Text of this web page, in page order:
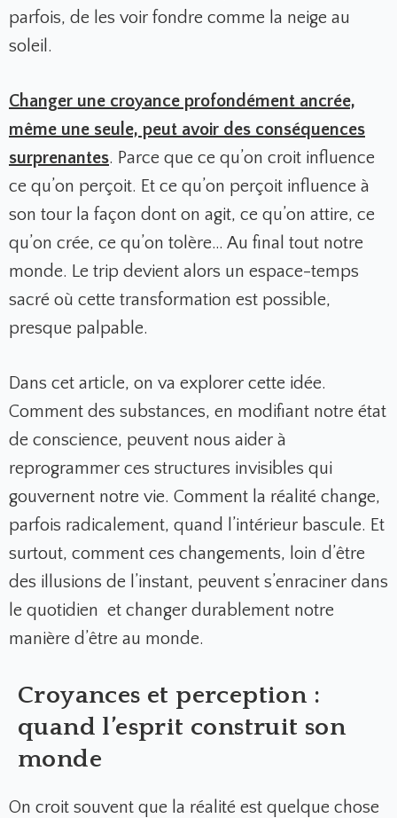
parfois, de les voir fondre comme la neige au
soleil.
Changer une croyance profondément ancrée,
même une seule, peut avoir des conséquences
surprenantes. Parce que ce qu’on croit influence
ce qu’on perçoit. Et ce qu’on perçoit influence à
son tour la façon dont on agit, ce qu’on attire, ce
qu’on crée, ce qu’on tolère… Au final tout notre
monde. Le trip devient alors un espace-temps
sacré où cette transformation est possible,
presque palpable.
Dans cet article, on va explorer cette idée.
Comment des substances, en modifiant notre état
de conscience, peuvent nous aider à
reprogrammer ces structures invisibles qui
gouvernent notre vie. Comment la réalité change,
parfois radicalement, quand l’intérieur bascule. Et
surtout, comment ces changements, loin d’être
des illusions de l’instant, peuvent s’enraciner dans
le quotidien et changer durablement notre
manière d’être au monde.
Croyances et perception :
quand l’esprit construit son
monde
On croit souvent que la réalité est quelque chose